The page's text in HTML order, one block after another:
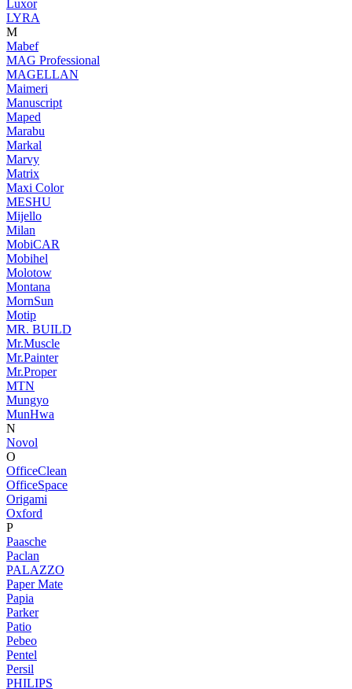
Luxor
LYRA
M
Mabef
MAG Professional
MAGELLAN
Maimeri
Manuscript
Maped
Marabu
Markal
Marvy
Matrix
Maxi Color
MESHU
Mijello
Milan
MobiCAR
Mobihel
Molotow
Montana
MornSun
Motip
MR. BUILD
Mr.Muscle
Mr.Painter
Mr.Proper
MTN
Mungyo
MunHwa
N
Novol
O
OfficeClean
OfficeSpace
Origami
Oxford
P
Paasche
Paclan
PALAZZO
Paper Mate
Papia
Parker
Patio
Pebeo
Pentel
Persil
PHILIPS